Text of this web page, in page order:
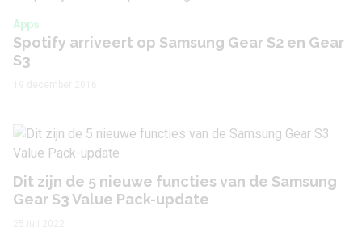
Apps
Spotify arriveert op Samsung Gear S2 en Gear
S3
Dit zijn de 5 nieuwe functies van de Samsung
Gear S3 Value Pack-update